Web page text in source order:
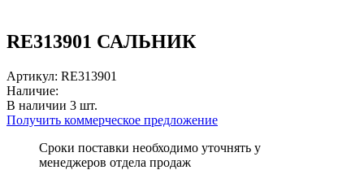
RE313901 САЛЬНИК
Артикул: RE313901
Наличие:
В наличии 3 шт.
Получить коммерческое предложение
Сроки поставки необходимо уточнять у
менеджеров отдела продаж